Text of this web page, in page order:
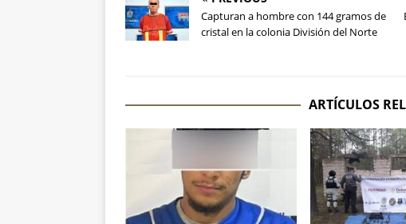
Capturan a hombre con 144 gramos de
cristal en la colonia División del Norte
ARTÍCULOS